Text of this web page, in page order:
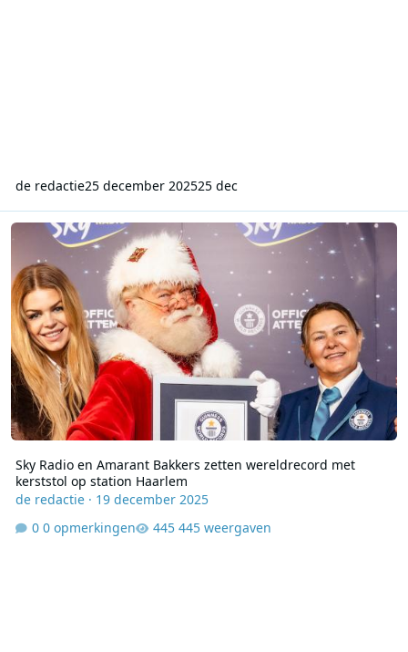
de redactie25 december 202525 dec
Sky Radio en Amarant Bakkers zetten wereldrecord met kerststol
Sky Radio en Amarant Bakkers zetten wereldrecord met
kerststol op station Haarlem
de redactie· 19 december 2025
0 opmerkingen
445 weergaven